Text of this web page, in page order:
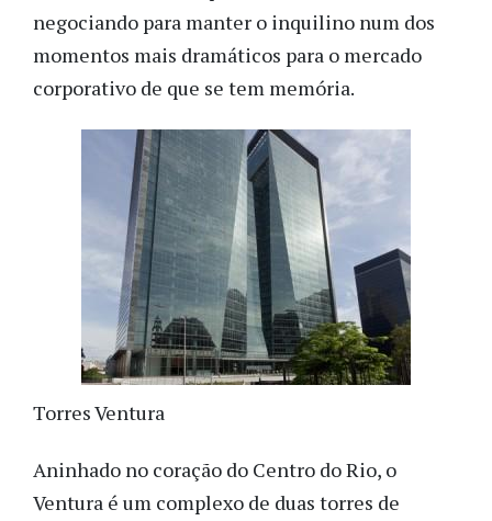
negociando para manter o inquilino num dos
momentos mais dramáticos para o mercado
corporativo de que se tem memória.
Torres Ventura
Aninhado no coração do Centro do Rio, o
Ventura é um complexo de duas torres de